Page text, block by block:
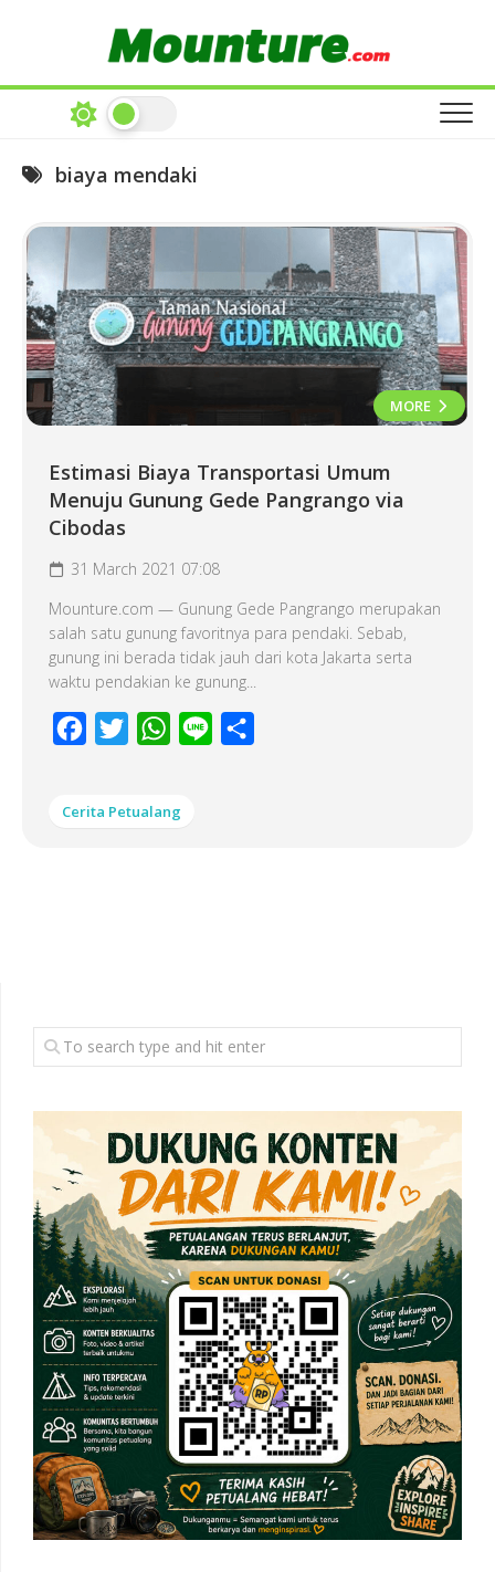
biaya mendaki
MORE
Estimasi Biaya Transportasi Umum
Menuju Gunung Gede Pangrango via
Cibodas
31 March 2021 07:08
Mounture.com — Gunung Gede Pangrango merupakan
salah satu gunung favoritnya para pendaki. Sebab,
gunung ini berada tidak jauh dari kota Jakarta serta
waktu pendakian ke gunung...
Facebook
Twitter WhatsApp
Line
Cerita Petualang